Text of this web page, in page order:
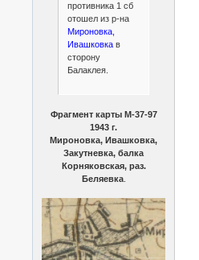
противника 1 сб
отошел из р-на
Мироновка,
Ивашковкав
сторону
Балаклея.
Фрагмент карты М-37-97
1943 г.
Мироновка, Ивашковка,
Закутневка, балка
Корняковская, раз.
Беляевка.